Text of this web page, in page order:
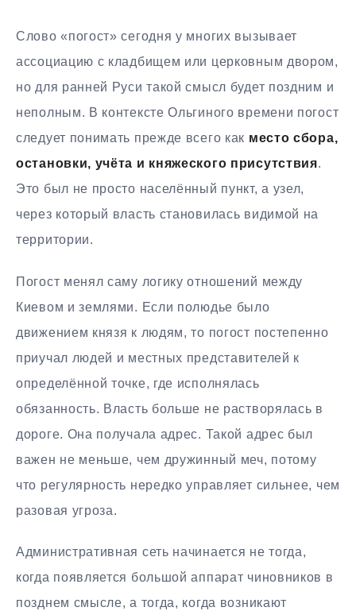
Слово «погост» сегодня у многих вызывает
ассоциацию с кладбищем или церковным двором,
но для ранней Руси такой смысл будет поздним и
неполным. В контексте Ольгиного времени погост
следует понимать прежде всего как место сбора,
остановки, учёта и княжеского присутствия.
Это был не просто населённый пункт, а узел,
через который власть становилась видимой на
территории.
Погост менял саму логику отношений между
Киевом и землями. Если полюдье было
движением князя к людям, то погост постепенно
приучал людей и местных представителей к
определённой точке, где исполнялась
обязанность. Власть больше не растворялась в
дороге. Она получала адрес. Такой адрес был
важен не меньше, чем дружинный меч, потому
что регулярность нередко управляет сильнее, чем
разовая угроза.
Административная сеть начинается не тогда,
когда появляется большой аппарат чиновников в
позднем смысле, а тогда, когда возникают